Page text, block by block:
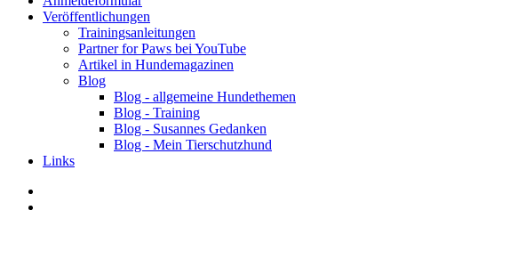
Veröffentlichungen
Trainingsanleitungen
Partner for Paws bei YouTube
Artikel in Hundemagazinen
Blog
Blog - allgemeine Hundethemen
Blog - Training
Blog - Susannes Gedanken
Blog - Mein Tierschutzhund
Links